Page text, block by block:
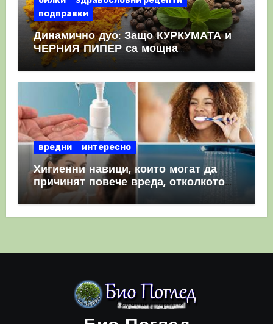
подправки
Динамично дуо: Защо КУРКУМАТА и
ЧЕРНИЯ ПИПЕР са мощна
комбинация
вредни интересно
Хигиенни навици, които могат да
причинят повече вреда, отколкото
полза